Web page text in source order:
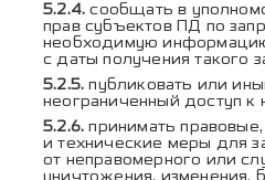
сообщать в
прав субъектов ПД по
необходимую
с даты получения такого
публиковать или
неограниченный доступ к
принимать
и технические меры для
от неправомерного или
уничтожения, изменения,